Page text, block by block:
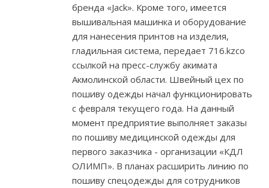
бренда «Jack». Кроме того, имеется
вышивальная машинка и оборудование
для нанесения принтов на изделия,
гладильная система, передает 716.kzсо
ссылкой на пресс-службу акимата
Акмолинской области. Швейный цех по
пошиву одежды начал функционировать
с февраля текущего года. На данный
момент предприятие выполняет заказы
по пошиву медицинской одежды для
первого заказчика - организации «КДЛ
ОЛИМП». В планах расширить линию по
пошиву спецодежды для сотрудников